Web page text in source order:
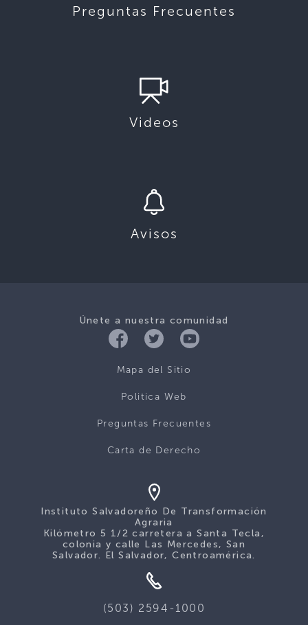
Preguntas Frecuentes
Videos
Avisos
Únete a nuestra comunidad
Mapa del Sitio
Politica Web
Preguntas Frecuentes
Carta de Derecho
Instituto Salvadoreño De Transformación
Agraria
Kilómetro 5 1/2 carretera a Santa Tecla,
colonia y calle Las Mercedes, San
Salvador. El Salvador, Centroamérica.
(503) 2594-1000